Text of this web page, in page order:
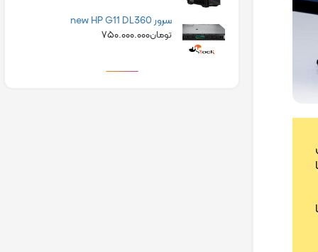
سرور new HP G11 DL360
تومان۷۵۰.۰۰۰.۰۰۰